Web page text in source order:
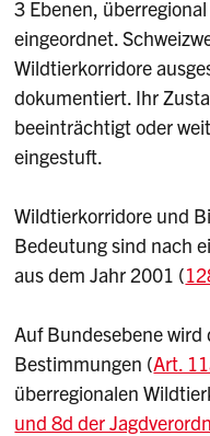
3 Ebenen,
eingeordnet.
Wildtierkorridore
dokumentiert. Ihr
beeinträchtigt oder
eingestuft.
Wildtierkorridore und
Bedeutung sind nach
aus dem Jahr 2001 (
Auf Bundesebene
Bestimmungen (Art.
überregionalen
und 8d der